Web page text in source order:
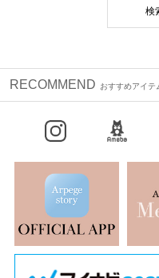
検
RECOMMEND おすすめアイテ